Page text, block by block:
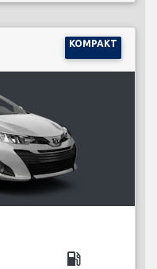
KOMPAKT
local_gas_station